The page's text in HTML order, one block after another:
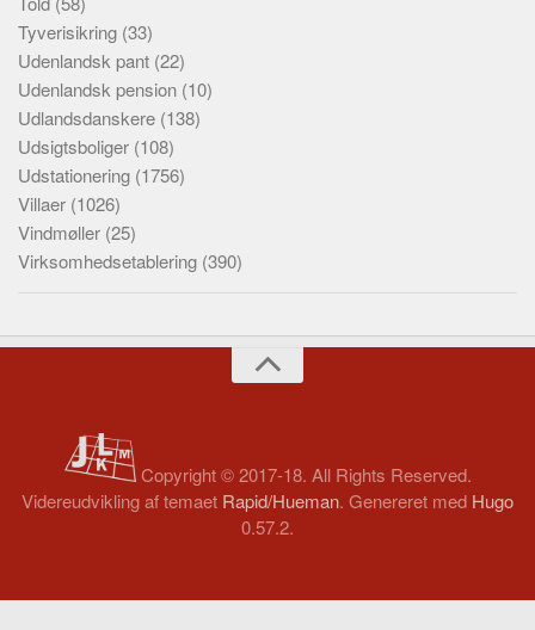
Tyverisikring (33)
Udenlandsk pant (22)
Udenlandsk pension (10)
Udlandsdanskere (138)
Udsigtsboliger (108)
Udstationering (1756)
Villaer (1026)
Vindmøller (25)
Virksomhedsetablering (390)
Copyright © 2017-18. All Rights Reserved.
Videreudvikling af temaet Rapid/Hueman. Genereret med Hugo
0.57.2.